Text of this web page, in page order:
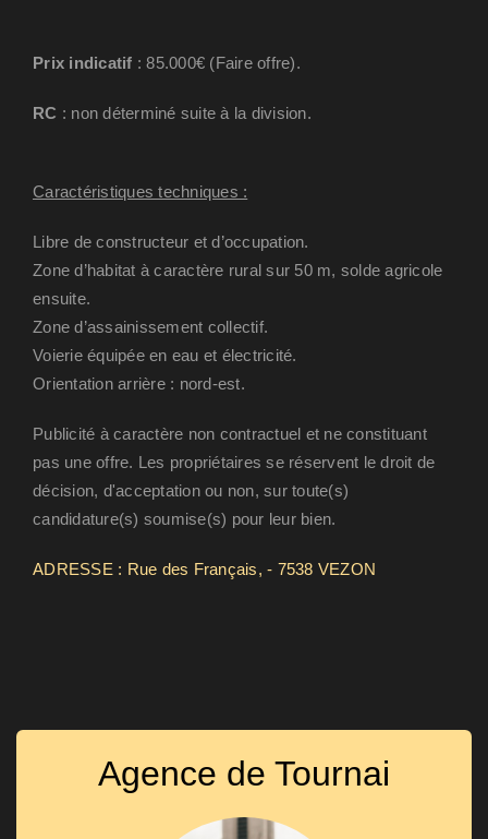
Prix indicatif : 85.000€ (Faire offre).
RC : non déterminé suite à la division.
Caractéristiques techniques :
Libre de constructeur et d’occupation.
Zone d’habitat à caractère rural sur 50 m, solde agricole
ensuite.
Zone d’assainissement collectif.
Voierie équipée en eau et électricité.
Orientation arrière : nord-est.
Publicité à caractère non contractuel et ne constituant
pas une offre. Les propriétaires se réservent le droit de
décision, d'acceptation ou non, sur toute(s)
candidature(s) soumise(s) pour leur bien.
ADRESSE : Rue des Français, - 7538 VEZON
Agence de Tournai